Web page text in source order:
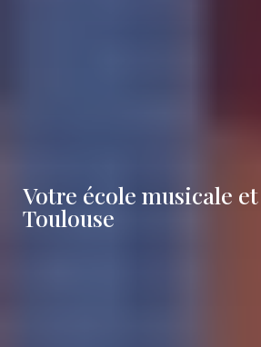
Votre école musicale
Toulouse